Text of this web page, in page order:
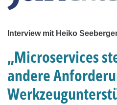
Interview mit Heiko
„Microservices
andere